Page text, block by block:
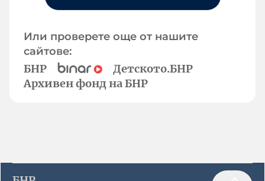
Или проверете още от нашите
сайтове:
БНР
Детското.БНР
Архивен фонд на БНР